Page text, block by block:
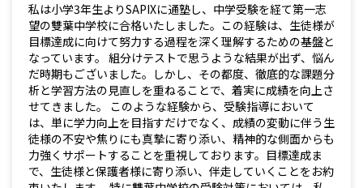
私は小学3年生よりSAPIXに通塾し、中学受験を経て第一志
望の雙葉中学校に合格いたしました。この経験は、生徒様が
目標達成に向けて努力する過程を深く理解するための基盤と
なっています。 組分けテストで思うような結果が出ず、悩ん
だ時期もございました。しかし、その都度、徹底的な課題分
析と学習方法の見直しを重ねることで、着実に成績を向上さ
せてきました。 このような経験から、受験指導において
は、単に学力向上を目指すだけでなく、成績の変動に伴う生
徒様の不安や焦りにも真摯に寄り添い、精神的な側面からも
力強くサポートすることを重視しております。目標達成ま
で、生徒様と保護者様に寄り添い、伴走していくことをお約